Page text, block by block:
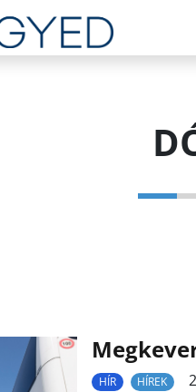
HÍR HÍREK